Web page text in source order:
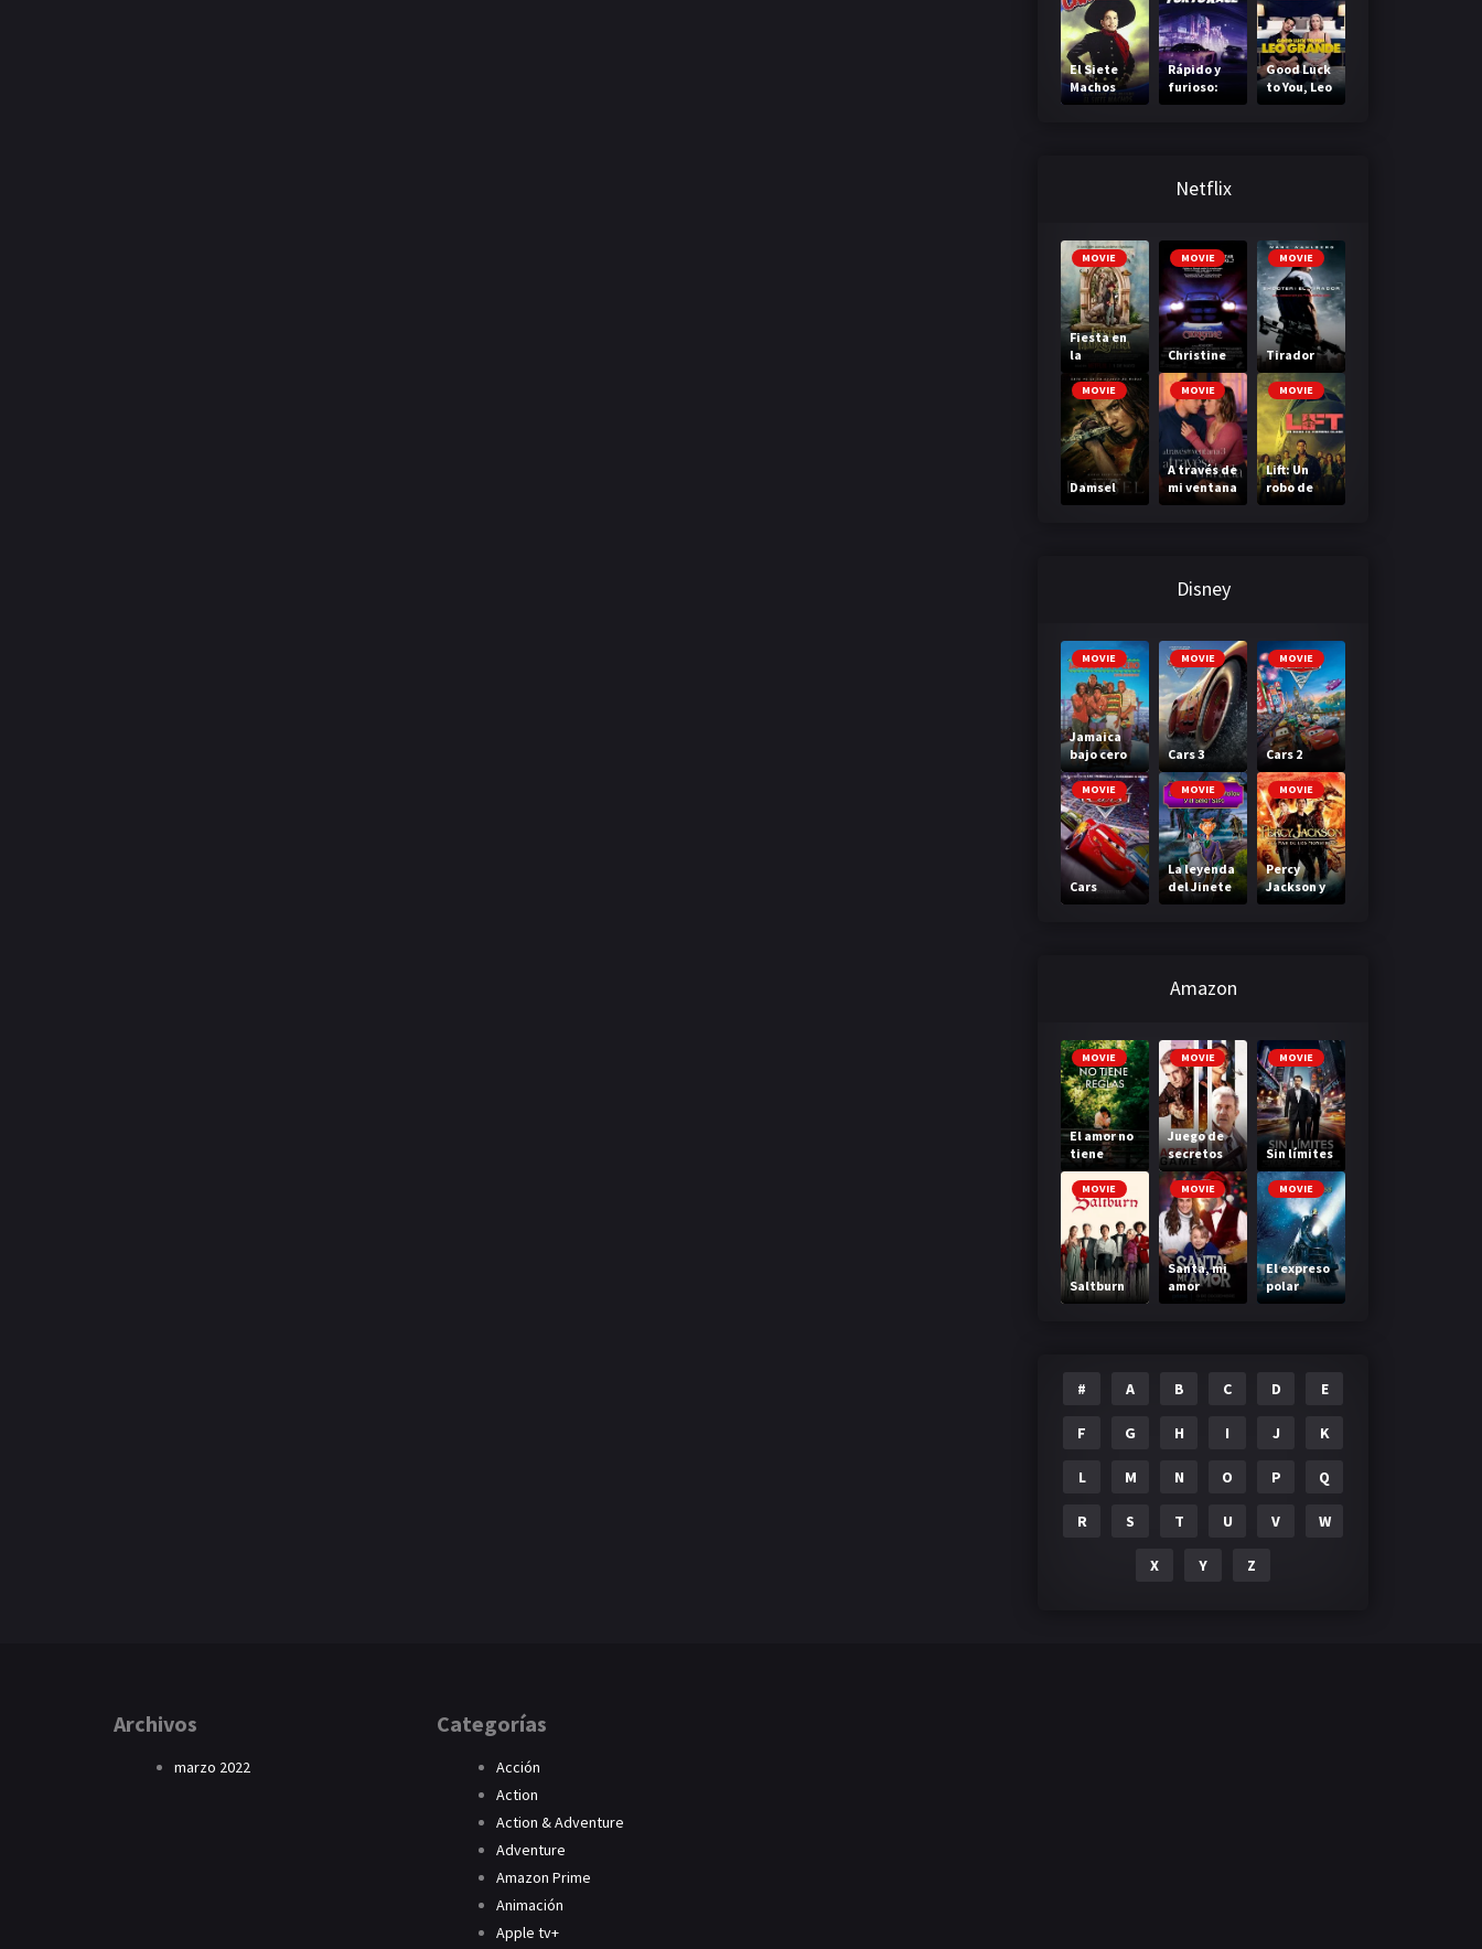
de cicatriz
Villano
El Siete
Machos
Rápido y
furioso:
Reto Tokio
Good Luck
to You, Leo
Grande
Netflix
MOVIE
Fiesta en
la
Madriguer
a
MOVIE
Christine
MOVIE
Tirador
MOVIE
Damsel
MOVIE
A través de
mi ventana
3: A través
MOVIE
Lift: Un
robo de
primera
Disney
MOVIE
Jamaica
bajo cero
MOVIE
Cars 3
MOVIE
Cars 2
MOVIE
Cars
MOVIE
La leyenda
del Jinete
sin cabeza
MOVIE
Percy
Jackson y
el mar de
Amazon
MOVIE
El amor no
tiene
reglas
MOVIE
Juego de
secretos
MOVIE
Sin límites
MOVIE
Saltburn
MOVIE
Santa, mi
amor
MOVIE
El expreso
polar
# A B C D E
F G H I J K
L M N O P Q
R S T U V W
X Y Z
Archivos
marzo 2022
Categorías
Acción
Action
Action & Adventure
Adventure
Amazon Prime
Animación
Apple tv+